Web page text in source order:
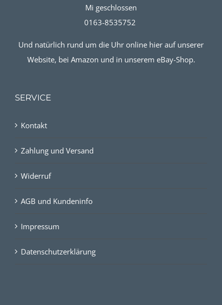
Mi geschlossen
0163-8535752
Und natürlich rund um die Uhr online hier auf unserer
Website, bei Amazon und in unserem eBay-Shop.
SERVICE
Kontakt
Zahlung und Versand
Widerruf
AGB und Kundeninfo
Impressum
Datenschutzerklärung